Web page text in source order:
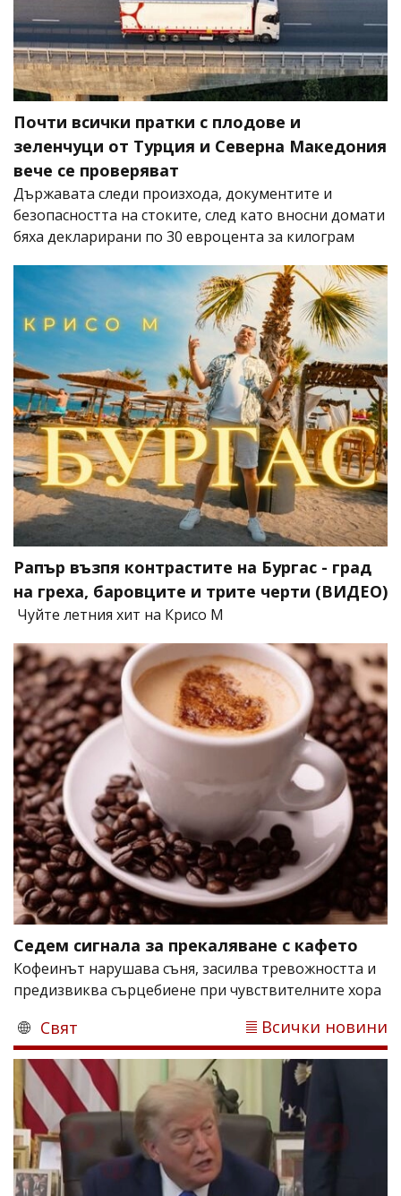
Почти всички пратки с плодове и
зеленчуци от Турция и Северна Македония
вече се проверяват
Държавата следи произхода, документите и
безопасността на стоките, след като вносни домати
бяха декларирани по 30 евроцента за килограм
Рапър възпя контрастите на Бургас - град
на греха, баровците и трите черти (ВИДЕО)
Чуйте летния хит на Крисо М
Седем сигнала за прекаляване с кафето
Кофеинът нарушава съня, засилва тревожността и
предизвиква сърцебиене при чувствителните хора
Свят Всички новини